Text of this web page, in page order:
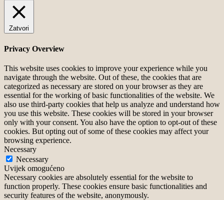
Zatvori
Privacy Overview
This website uses cookies to improve your experience while you
navigate through the website. Out of these, the cookies that are
categorized as necessary are stored on your browser as they are
essential for the working of basic functionalities of the website. We
also use third-party cookies that help us analyze and understand how
you use this website. These cookies will be stored in your browser
only with your consent. You also have the option to opt-out of these
cookies. But opting out of some of these cookies may affect your
browsing experience.
Necessary
Necessary
Uvijek omogućeno
Necessary cookies are absolutely essential for the website to
function properly. These cookies ensure basic functionalities and
security features of the website, anonymously.